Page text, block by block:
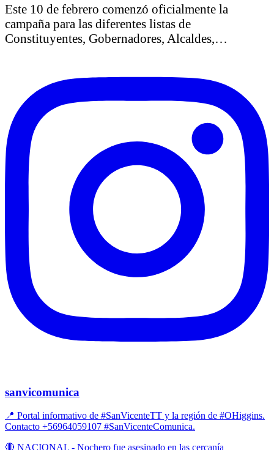
Este 10 de febrero comenzó oficialmente la
campaña para las diferentes listas de
Constituyentes, Gobernadores, Alcaldes,…
sanvicomunica
📍 Portal informativo de #SanVicenteTT y la región de #OHiggins.
Contacto +56964059107 #SanVicenteComunica.
🔴 NACIONAL - Nochero fue asesinado en las cercanía